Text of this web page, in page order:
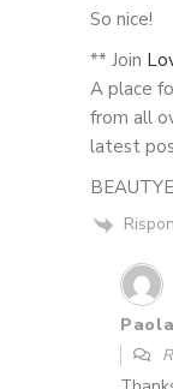
So nice!
** Join
A place
from all
latest